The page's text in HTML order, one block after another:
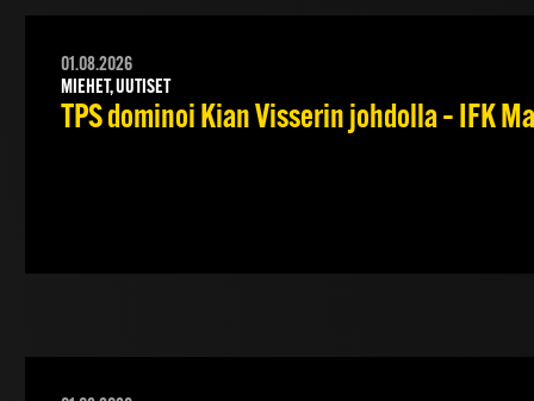
01.08.2026
MIEHET, UUTISET
TPS dominoi Kian Visserin johdolla – IFK